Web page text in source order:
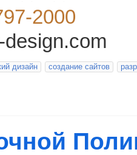
2000
дизайн создание сайтов